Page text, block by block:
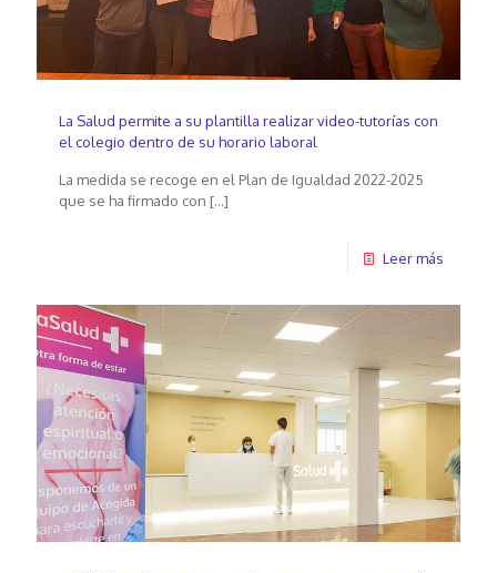
La Salud permite a su plantilla realizar video-tutorías con
el colegio dentro de su horario laboral
La medida se recoge en el Plan de Igualdad 2022-2025
que se ha firmado con […]
Leer más